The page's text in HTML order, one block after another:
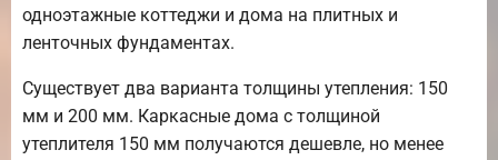
одноэтажные коттеджи и дома на плитных и
ленточных фундаментах.
Существует два варианта толщины утепления: 150
мм и 200 мм. Каркасные дома с толщиной
утеплителя 150 мм получаются дешевле, но менее